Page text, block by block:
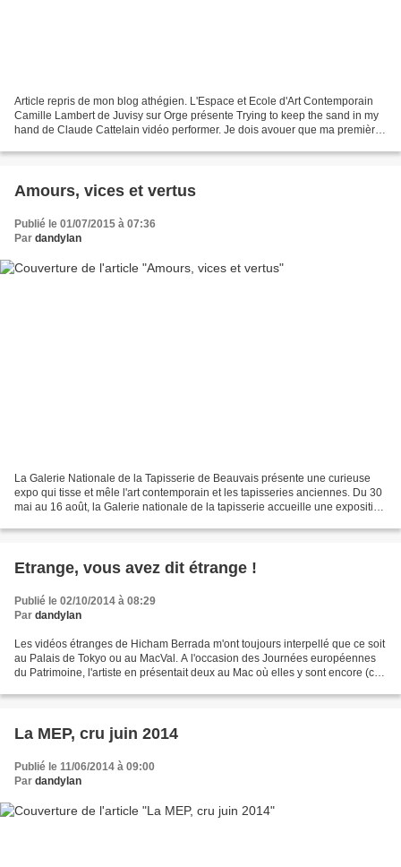
Article repris de mon blog athégien. L'Espace et Ecole d'Art Contemporain
Camille Lambert de Juvisy sur Orge présente Trying to keep the sand in my
hand de Claude Cattelain vidéo performer. Je dois avouer que ma première
Amours, vices et vertus
Publié le 01/07/2015 à 07:36
Par dandylan
La Galerie Nationale de la Tapisserie de Beauvais présente une curieuse
expo qui tisse et mêle l'art contemporain et les tapisseries anciennes. Du 30
mai au 16 août, la Galerie nationale de la tapisserie accueille une exposition
Etrange, vous avez dit étrange !
Publié le 02/10/2014 à 08:29
Par dandylan
Les vidéos étranges de Hicham Berrada m'ont toujours interpellé que ce soit
au Palais de Tokyo ou au MacVal. A l'occasion des Journées européennes
du Patrimoine, l'artiste en présentait deux au Mac où elles y sont encore (ce
La MEP, cru juin 2014
Publié le 11/06/2014 à 09:00
Par dandylan